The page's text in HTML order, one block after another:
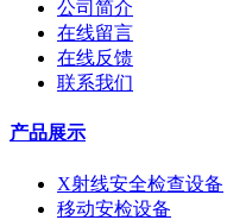
公司简介
在线留言
在线反馈
联系我们
产品展示
X射线安全检查设备
移动安检设备